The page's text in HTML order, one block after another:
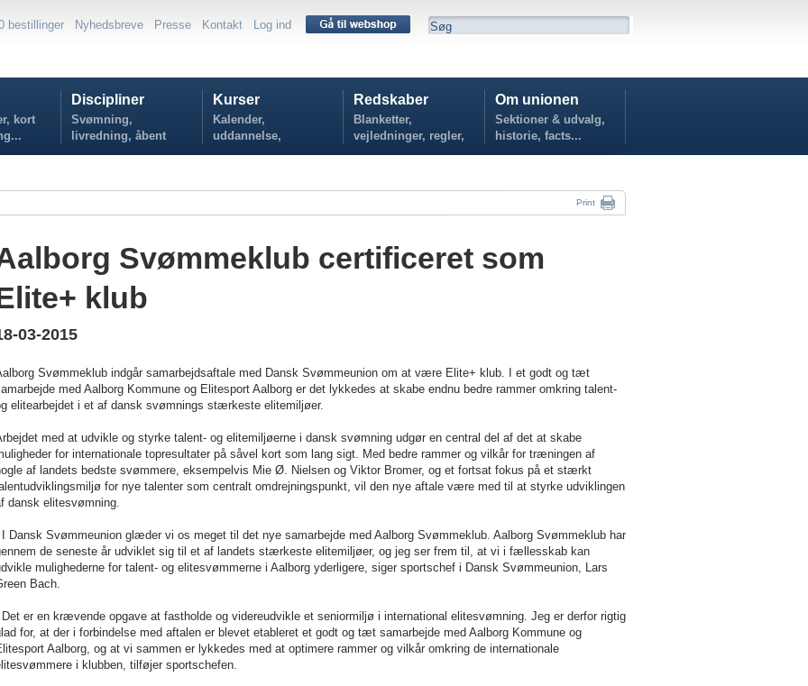
bestillinger Nyhedsbreve Presse Kontakt Log ind
kort
Discipliner
Svømning,
livredning, åbent
vand...
Kurser
Kalender,
uddannelse,
tilmelding...
Redskaber
Blanketter,
vejledninger, regler,
politikker...
Om unionen
Sektioner & udvalg,
historie, facts...
Print
Svømmeklub certificeret som
klub
03-2015
Svømmeklub indgår samarbejdsaftale med Dansk Svømmeunion om at være Elite+ klub. I et godt og tæt
med Aalborg Kommune og Elitesport Aalborg er det lykkedes at skabe endnu bedre rammer omkring talent-
elitearbejdet i et af dansk svømnings stærkeste elitemiljøer.
med at udvikle og styrke talent- og elitemiljøerne i dansk svømning udgør en central del af det at skabe
for internationale topresultater på såvel kort som lang sigt. Med bedre rammer og vilkår for træningen af
af landets bedste svømmere, eksempelvis Mie Ø. Nielsen og Viktor Bromer, og et fortsat fokus på et stærkt
for nye talenter som centralt omdrejningspunkt, vil den nye aftale være med til at styrke udviklingen
dansk elitesvømning.
Dansk Svømmeunion glæder vi os meget til det nye samarbejde med Aalborg Svømmeklub. Aalborg Svømmeklub har
de seneste år udviklet sig til et af landets stærkeste elitemiljøer, og jeg ser frem til, at vi i fællesskab kan
mulighederne for talent- og elitesvømmerne i Aalborg yderligere, siger sportschef i Dansk Svømmeunion, Lars
Bach.
er en krævende opgave at fastholde og videreudvikle et seniormiljø i international elitesvømning. Jeg er derfor rigtig
for, at der i forbindelse med aftalen er blevet etableret et godt og tæt samarbejde med Aalborg Kommune og
Aalborg, og at vi sammen er lykkedes med at optimere rammer og vilkår omkring de internationale
i klubben, tilføjer sportschefen.